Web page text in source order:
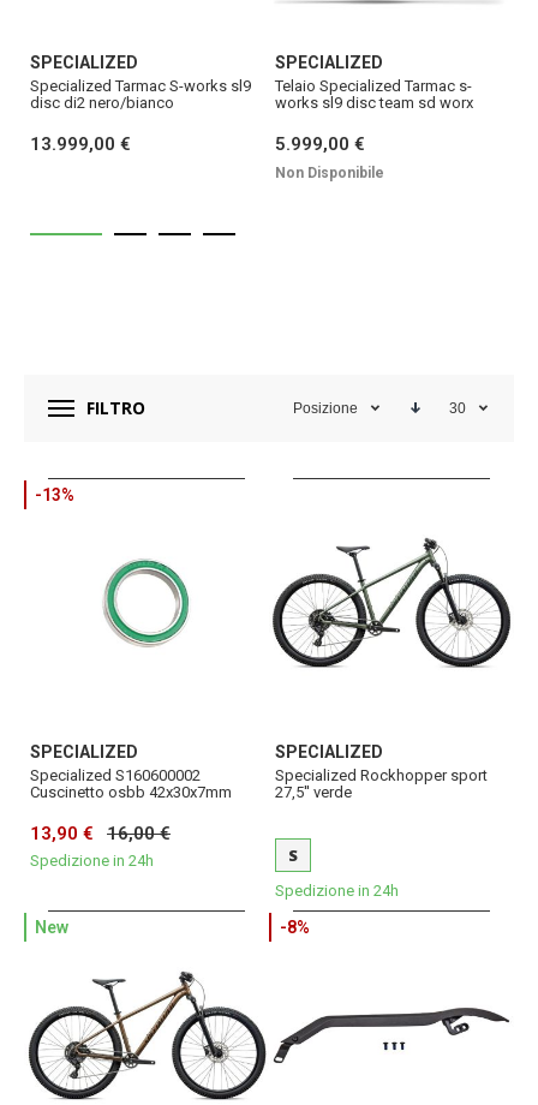
SPECIALIZED
Specialized Tarmac S-works sl9
disc di2 nero/bianco
13.999,00 €
SPECIALIZED
Telaio Specialized Tarmac s-
works sl9 disc team sd worx
5.999,00 €
Non Disponibile
FILTRO Posizione 30
-13%
SPECIALIZED
Specialized S160600002
Cuscinetto osbb 42x30x7mm
13,90 € 16,00 €
Spedizione in 24h
SPECIALIZED
Specialized Rockhopper sport
27,5'' verde
S
Spedizione in 24h
New -8%